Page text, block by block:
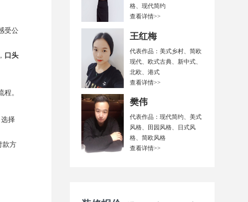
受公
口头
。
择
款方
格、现代简约
查看详情>>
王红梅
代表作品：美式乡村、简欧
现代、欧式古典、新中式、
北欧、港式
查看详情>>
樊伟
代表作品：现代简约、美式
风格、田园风格、日式风
格、简欧风格
查看详情>>